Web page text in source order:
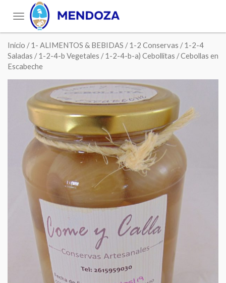
Toggle
navigation
Inicio /1- ALIMENTOS & BEBIDAS /1-2 Conservas /1-2-4
Saladas /1-2-4-b Vegetales /1-2-4-b-a) Cebollitas / Cebollas en
Escabeche